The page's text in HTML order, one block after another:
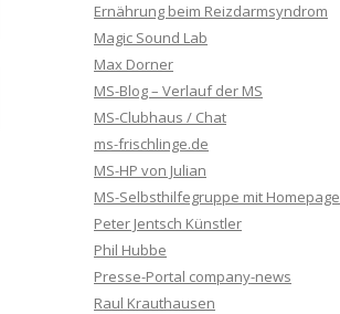
Ernährung beim Reizdarmsyndrom
Magic Sound Lab
Max Dorner
MS-Blog – Verlauf der MS
MS-Clubhaus / Chat
ms-frischlinge.de
MS-HP von Julian
MS-Selbsthilfegruppe mit Homepage
Peter Jentsch Künstler
Phil Hubbe
Presse-Portal company-news
Raul Krauthausen